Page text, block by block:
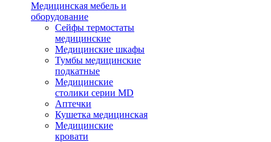
Медицинская мебель и
оборудование
Сейфы термостаты
медицинские
Медицинские шкафы
Тумбы медицинские
подкатные
Медицинские
столики серии MD
Аптечки
Кушетка медицинская
Медицинские
кровати